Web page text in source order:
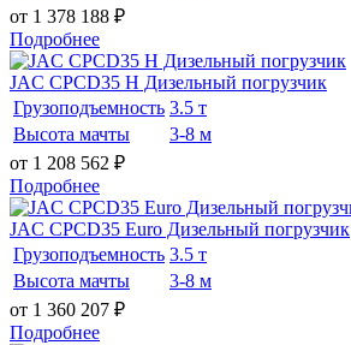
от 1 378 188 ₽
Подробнее
JAC CPCD35 H Дизельный погрузчик
Грузоподъемность 3.5 т
Высота мачты
3-8 м
от 1 208 562 ₽
Подробнее
JAC CPCD35 Euro Дизельный погрузчик
Грузоподъемность 3.5 т
Высота мачты
3-8 м
от 1 360 207 ₽
Подробнее